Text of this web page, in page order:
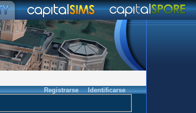
Registrarse Identificarse